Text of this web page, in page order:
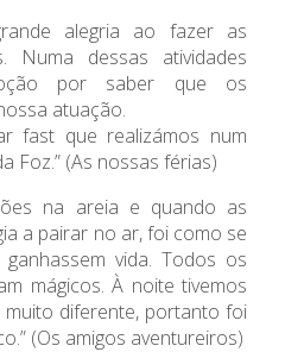
alegria ao fazer as
Numa dessas atividades
por saber que os
atuação.
fast que realizámos num
Foz.” (As nossas férias)
na areia e quando as
a pairar no ar, foi como se
vida. Todos os
mágicos. À noite tivemos
diferente, portanto foi
(Os amigos aventureiros)